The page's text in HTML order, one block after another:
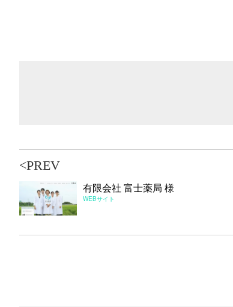
<PREV
有限会社 富士薬局 様
WEBサイト